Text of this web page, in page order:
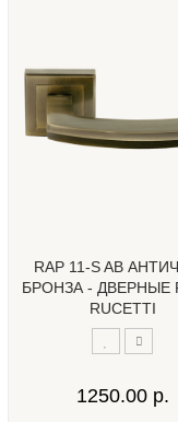
RAP 11-S AB
БРОНЗА - ДВЕРНЫЕ
RUCETTI
1250.00 р.